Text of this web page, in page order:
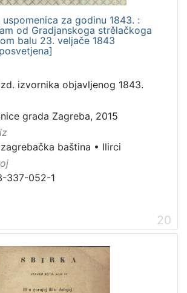
za godinu 1843. :
od Gradjanskoga strělačkoga
balu 23. veljače 1843
izvornika objavljenog 1843.
grada Zagreba, 2015
baština • Ilirci
337-052-1
20